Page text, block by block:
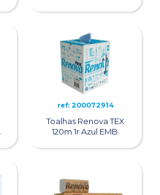
ref: 200072914
Toalhas Renova TEX
120m 1r Azul EMB.